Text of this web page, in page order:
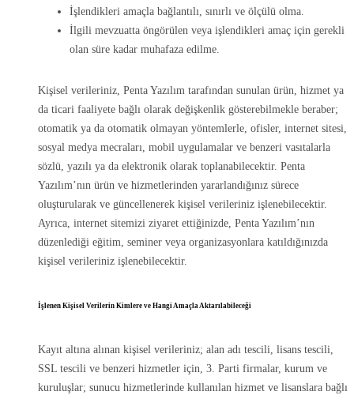
İşlendikleri amaçla bağlantılı, sınırlı ve ölçülü olma.
İlgili mevzuatta öngörülen veya işlendikleri amaç için gerekli
olan süre kadar muhafaza edilme.
Kişisel verileriniz, Penta Yazılım tarafından sunulan ürün, hizmet ya
da ticari faaliyete bağlı olarak değişkenlik gösterebilmekle beraber;
otomatik ya da otomatik olmayan yöntemlerle, ofisler, internet sitesi,
sosyal medya mecraları, mobil uygulamalar ve benzeri vasıtalarla
sözlü, yazılı ya da elektronik olarak toplanabilecektir. Penta
Yazılım’nın ürün ve hizmetlerinden yararlandığınız sürece
oluşturularak ve güncellenerek kişisel verileriniz işlenebilecektir.
Ayrıca, internet sitemizi ziyaret ettiğinizde, Penta Yazılım’nın
düzenlediği eğitim, seminer veya organizasyonlara katıldığınızda
kişisel verileriniz işlenebilecektir.
İşlenen Kişisel Verilerin Kimlere ve Hangi Amaçla Aktarılabileceği
Kayıt altına alınan kişisel verileriniz; alan adı tescili, lisans tescili,
SSL tescili ve benzeri hizmetler için, 3. Parti firmalar, kurum ve
kuruluşlar; sunucu hizmetlerinde kullanılan hizmet ve lisanslara bağlı